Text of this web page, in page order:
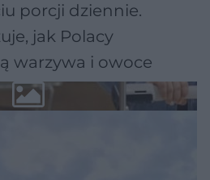
porcji dziennie.
jak Polacy
warzywa i owoce